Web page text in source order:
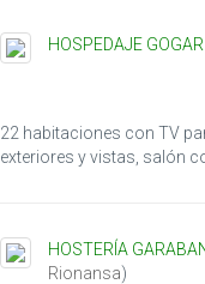
HOSPEDAJE GOGAR
22 habitaciones con TV
exteriores y vistas, salón
HOSTERÍA
Rionansa)